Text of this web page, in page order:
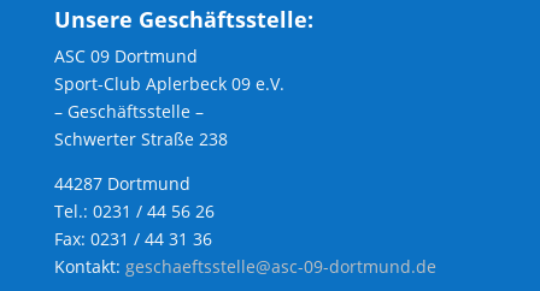
Unsere Geschäftsstelle:
ASC 09 Dortmund
Sport-Club Aplerbeck 09 e.V.
– Geschäftsstelle –
Schwerter Straße 238
44287 Dortmund
Tel.: 0231 / 44 56 26
Fax: 0231 / 44 31 36
Kontakt: geschaeftsstelle@asc-09-dortmund.de